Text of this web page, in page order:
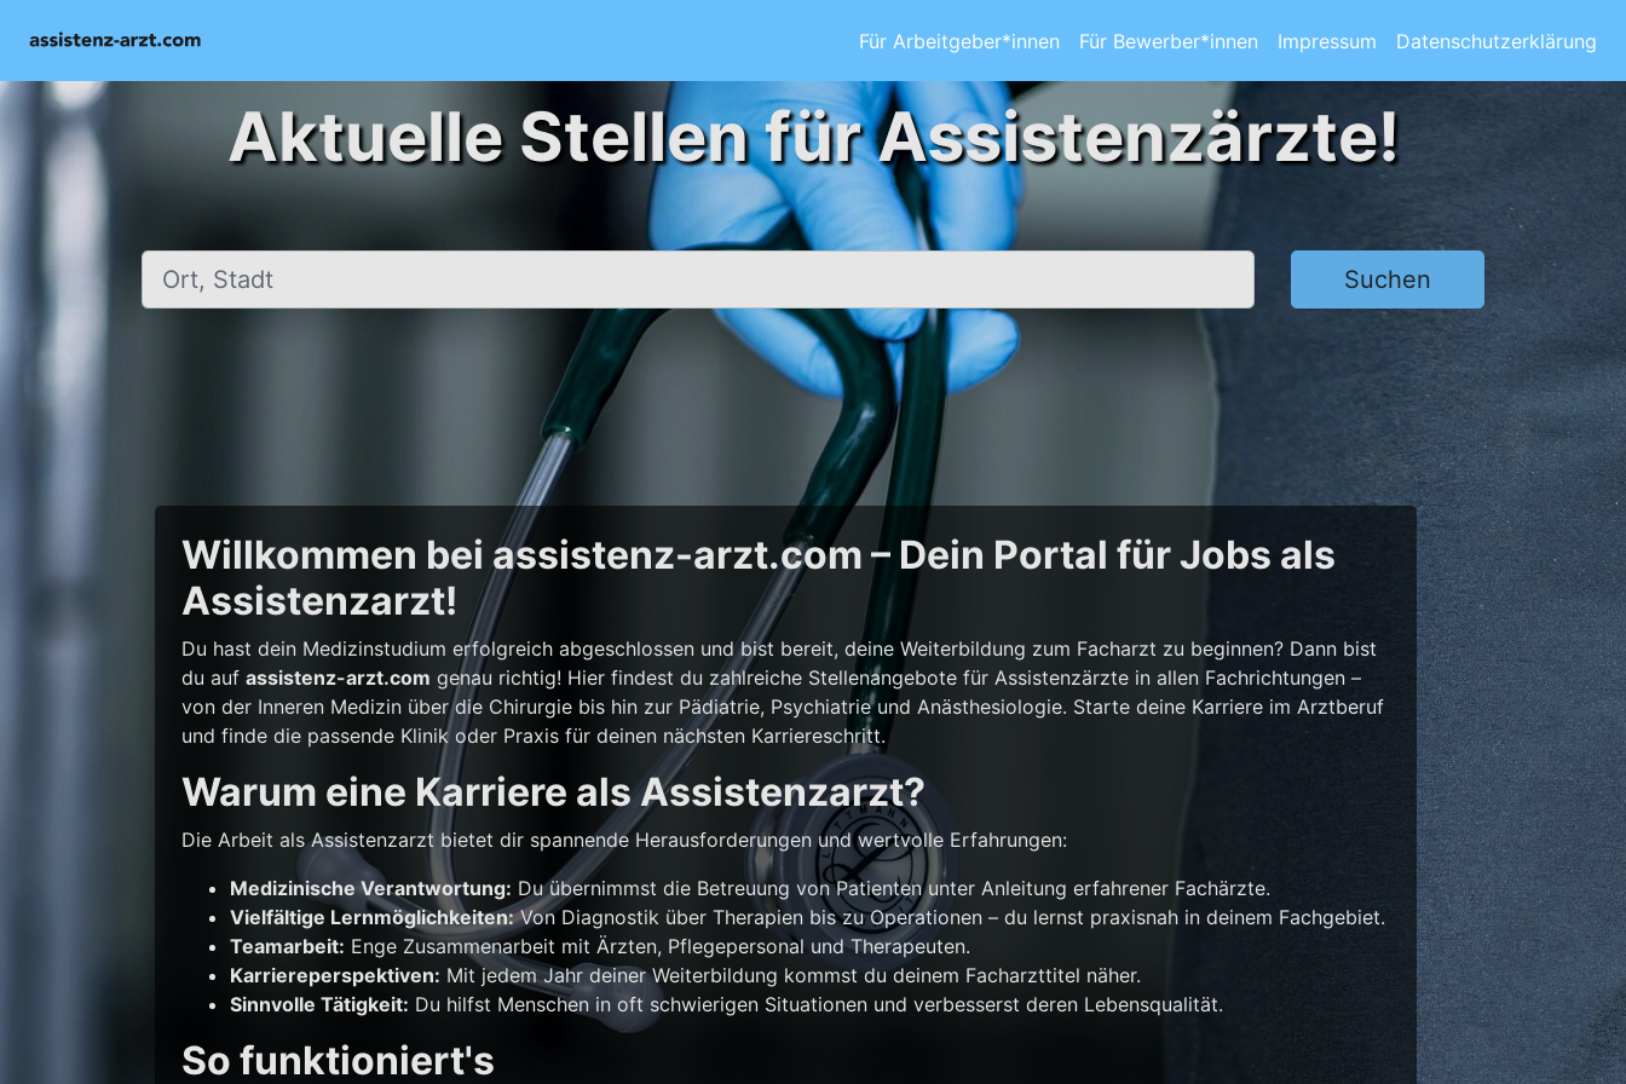
Für Arbeitgeber*innen Für Bewerber*innen Impressum Datenschutzerklärung
Aktuelle Stellen für Assistenzärzte!
Ort, Stadt Suchen
Willkommen bei assistenz-arzt.com – Dein Portal für Jobs als
Assistenzarzt!
Du hast dein Medizinstudium erfolgreich abgeschlossen und bist bereit, deine Weiterbildung zum Facharzt zu beginnen? Dann bist
du aufassistenz-arzt.com genau richtig! Hier findest du zahlreiche Stellenangebote für Assistenzärzte in allen Fachrichtungen –
von der Inneren Medizin über die Chirurgie bis hin zur Pädiatrie, Psychiatrie und Anästhesiologie. Starte deine Karriere im Arztberuf
und finde die passende Klinik oder Praxis für deinen nächsten Karriereschritt.
Warum eine Karriere als Assistenzarzt?
Die Arbeit als Assistenzarzt bietet dir spannende Herausforderungen und wertvolle Erfahrungen:
Medizinische Verantwortung: Du übernimmst die Betreuung von Patienten unter Anleitung erfahrener Fachärzte.
Vielfältige Lernmöglichkeiten:Von Diagnostik über Therapien bis zu Operationen – du lernst praxisnah in deinem Fachgebiet.
Teamarbeit: Enge Zusammenarbeit mit Ärzten, Pflegepersonal und Therapeuten.
Karriereperspektiven: Mit jedem Jahr deiner Weiterbildung kommst du deinem Facharzttitel näher.
Sinnvolle Tätigkeit: Du hilfst Menschen in oft schwierigen Situationen und verbesserst deren Lebensqualität.
So funktioniert's